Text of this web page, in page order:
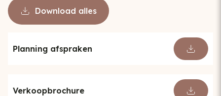
Download alles
Planning afspraken
Verkoopbrochure